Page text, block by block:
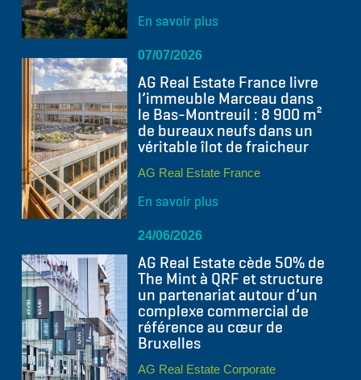
En savoir plus
07/07/2026
AG Real Estate France livre
l’immeuble Marceau dans
le Bas-Montreuil : 8 900 m²
de bureaux neufs dans un
véritable îlot de fraicheur
AG Real Estate France
En savoir plus
24/06/2026
AG Real Estate cède 50% de
The Mint à QRF et structure
un partenariat autour d’un
complexe commercial de
référence au cœur de
Bruxelles
AG Real Estate Corporate